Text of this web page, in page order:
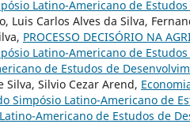
Latino-Americano de
Luis Carlos Alves da Silva,
PROCESSO DECISÓRIO NA
Latino-Americano de
de Estudos de
Silva, Silvio Cezar Arend,
Simpósio Latino-Americano de
Americano de Estudos de